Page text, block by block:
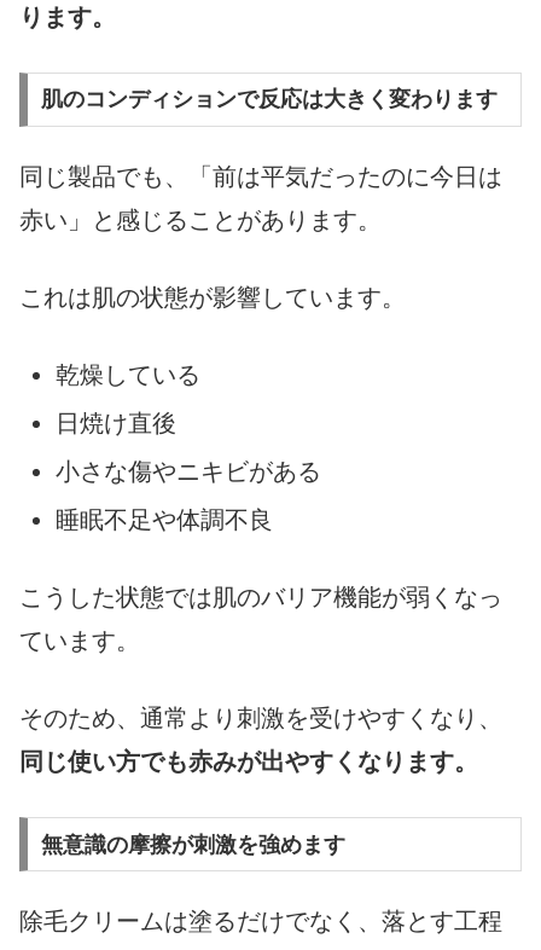
ります。
肌のコンディションで反応は大きく変わります
同じ製品でも、「前は平気だったのに今日は
赤い」と感じることがあります。
これは肌の状態が影響しています。
乾燥している
日焼け直後
小さな傷やニキビがある
睡眠不足や体調不良
こうした状態では肌のバリア機能が弱くなっ
ています。
そのため、通常より刺激を受けやすくなり、
同じ使い方でも赤みが出やすくなります。
無意識の摩擦が刺激を強めます
除毛クリームは塗るだけでなく、落とす工程